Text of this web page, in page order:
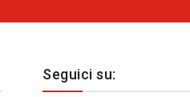
Seguici su: